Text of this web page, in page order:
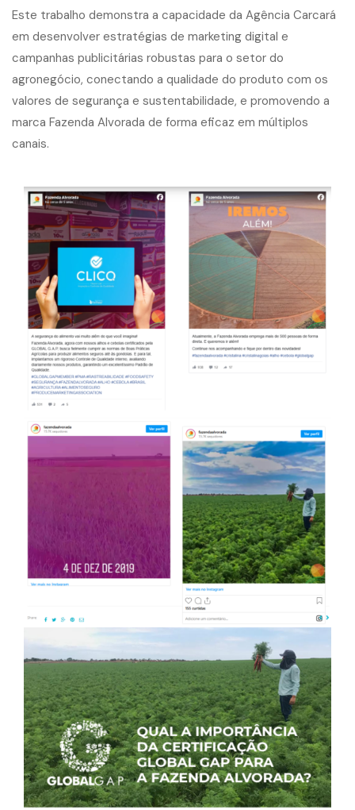
Este trabalho demonstra a capacidade da Agência Carcará
em desenvolver estratégias de marketing digital e
campanhas publicitárias robustas para o setor do
agronegócio, conectando a qualidade do produto com os
valores de segurança e sustentabilidade, e promovendo a
marca Fazenda Alvorada de forma eficaz em múltiplos
canais.